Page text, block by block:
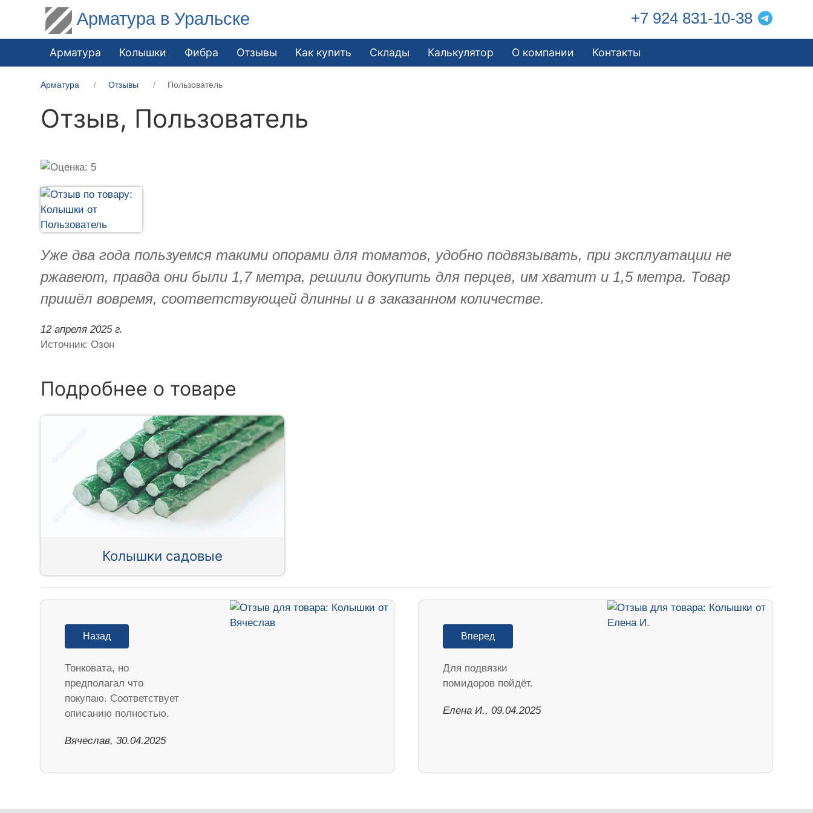
Арматура в Уральске +7 924 831-10-38
Арматура Колышки Фибра Отзывы Как купить Склады Калькулятор О компании Контакты
Арматура Отзывы Пользователь
Отзыв, Пользователь
Уже два года пользуемся такими опорами для томатов, удобно подвязывать, при эксплуатации не
ржавеют, правда они были 1,7 метра, решили докупить для перцев, им хватит и 1,5 метра. Товар
пришёл вовремя, соответствующей длинны и в заказанном количестве.
12 апреля 2025 г.
Источник: Озон
Подробнее о товаре
Колышки садовые
Назад
Тонковата, но
предполагал что
покупаю. Соответствует
описанию полностью.
Вячеслав, 30.04.2025
Вперед
Для подвязки
помидоров пойдёт.
Елена И., 09.04.2025